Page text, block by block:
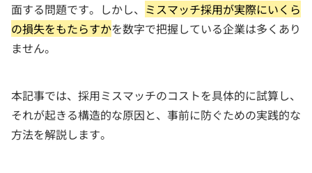
面する問題です。しかし、 ミスマッチ採用が実際にいくら
の損失をもたらすかを数字で把握している企業は多くあり
ません。
本記事では、採用ミスマッチのコストを具体的に試算し、
それが起きる構造的な原因と、事前に防ぐための実践的な
方法を解説します。